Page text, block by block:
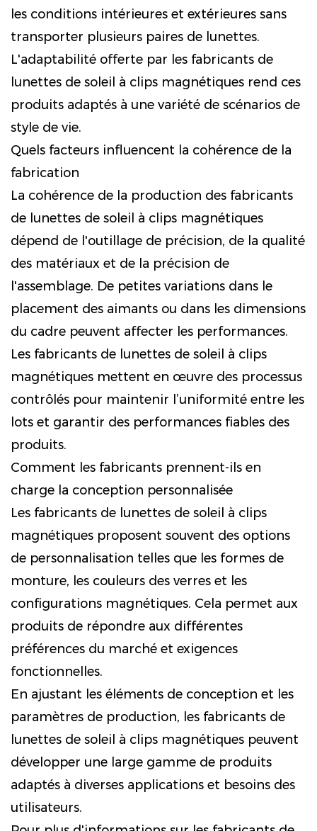
les conditions intérieures et extérieures sans
transporter plusieurs paires de lunettes.
L'adaptabilité offerte par les fabricants de
lunettes de soleil à clips magnétiques rend ces
produits adaptés à une variété de scénarios de
style de vie.
Quels facteurs influencent la cohérence de la
fabrication
La cohérence de la production des fabricants
de lunettes de soleil à clips magnétiques
dépend de l'outillage de précision, de la qualité
des matériaux et de la précision de
l'assemblage. De petites variations dans le
placement des aimants ou dans les dimensions
du cadre peuvent affecter les performances.
Les fabricants de lunettes de soleil à clips
magnétiques mettent en œuvre des processus
contrôlés pour maintenir l’uniformité entre les
lots et garantir des performances fiables des
produits.
Comment les fabricants prennent-ils en
charge la conception personnalisée
Les fabricants de lunettes de soleil à clips
magnétiques proposent souvent des options
de personnalisation telles que les formes de
monture, les couleurs des verres et les
configurations magnétiques. Cela permet aux
produits de répondre aux différentes
préférences du marché et exigences
fonctionnelles.
En ajustant les éléments de conception et les
paramètres de production, les fabricants de
lunettes de soleil à clips magnétiques peuvent
développer une large gamme de produits
adaptés à diverses applications et besoins des
utilisateurs.